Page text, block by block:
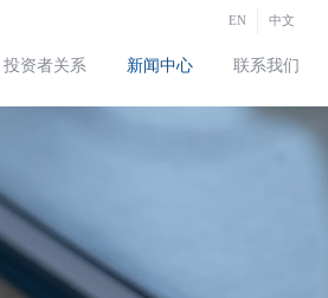
EN 中文
投资者关系 新闻中心 联系我们